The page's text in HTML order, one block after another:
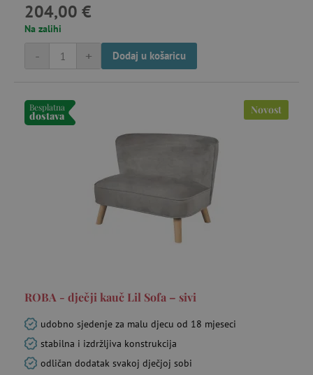
204,00 €
Na zalihi
+
- Dodaj u košaricu
Besplatna
dostava Novost
ROBA - dječji kauč Lil Sofa – sivi
udobno sjedenje za malu djecu od 18 mjeseci
stabilna i izdržljiva konstrukcija
odličan dodatak svakoj dječjoj sobi